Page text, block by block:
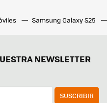
Samsung Galaxy S25
NEWSLETTER
SUSCRIBIR